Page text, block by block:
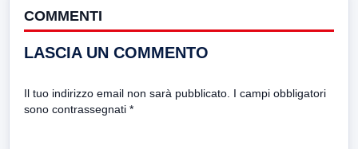
COMMENTI
LASCIA UN COMMENTO
Il tuo indirizzo email non sarà pubblicato. I campi obbligatori
sono contrassegnati *